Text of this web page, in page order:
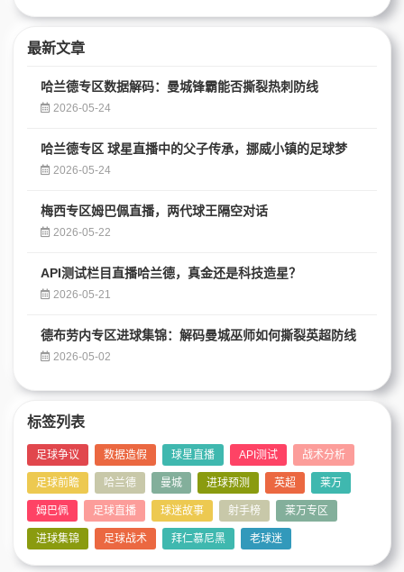
最新文章
哈兰德专区数据解码：曼城锋霸能否撕裂热刺防线
2026-05-24
哈兰德专区 球星直播中的父子传承，挪威小镇的足球梦
2026-05-24
梅西专区姆巴佩直播，两代球王隔空对话
2026-05-22
API测试栏目直播哈兰德，真金还是科技造星？
2026-05-21
德布劳内专区进球集锦：解码曼城巫师如何撕裂英超防线
2026-05-02
标签列表
足球争议 数据造假 球星直播 API测试 战术分析
足球前瞻 哈兰德 曼城 进球预测 英超 莱万
姆巴佩 足球直播 球迷故事 射手榜 莱万专区
进球集锦 足球战术 拜仁慕尼黑 老球迷